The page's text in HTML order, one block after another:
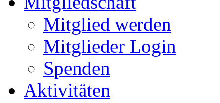
Mitglied werden
Mitglieder Login
Spenden
Aktivitäten